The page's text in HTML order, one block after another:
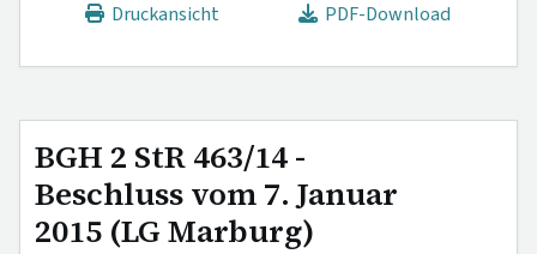
Druckansicht
PDF-Download
BGH 2 StR 463/14 -
Beschluss vom 7. Januar
2015 (LG Marburg)